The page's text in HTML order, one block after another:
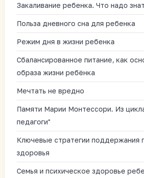
Закаливание ребенка. Что надо
Польза дневного сна для ребенка
Режим дня в жизни ребенка
Сбалансированное питание, как
образа жизни ребёнка
Мечтать не вредно
Памяти Марии Монтессори. Из
педагоги"
Ключевые стратегии поддержания
здоровья
Семья и психическое здоровье